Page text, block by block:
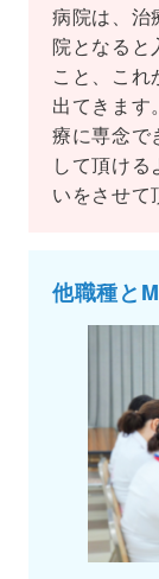
病院は、治
院となると
こと、こ
出てきます
療に専念で
して頂け
いをさせて
他職種と